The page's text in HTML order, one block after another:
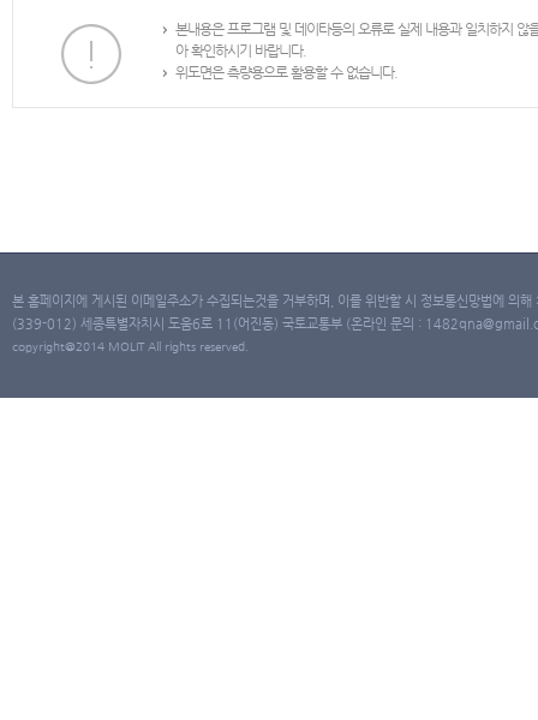
본내용은 프로그램 및 데이타등의 오류로 실제 내용과 일치하지
아 확인하시기 바랍니다.
위도면은 측량용으로 활용할 수 없습니다.
본 홈페이지에 게시된 이메일주소가 수집되는것을 거부하며, 이를 위반할 시 정보통신망법에 의
(339-012) 세종특별자치시 도움6로 11(어진동) 국토교통부 (온라인 문의 :
copyright@2014 MOLIT All rights reserved.